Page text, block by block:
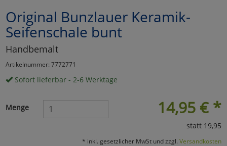
Original Bunzlauer Keramik-
Seifenschale bunt
Handbemalt
Artikelnummer: 7772771
Sofort lieferbar - 2-6 Werktage
14,95 € *
Menge
statt 19,95
* inkl. gesetzlicher MwSt und zzgl. Versandkosten
Marketing
Umfragetools
Cookies
Alle Akzeptieren
Einstellungen speichern
zu Haupptseite